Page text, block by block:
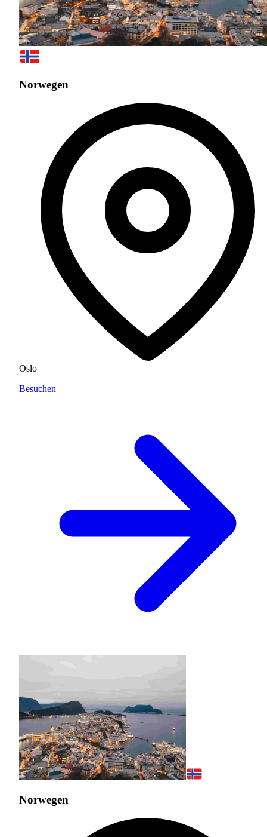
Norwegen
Oslo
Besuchen
Norwegen